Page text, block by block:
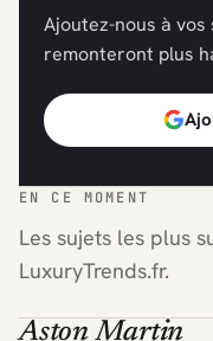
Ajoutez-nous à
remonteront plus
EN CE MOMENT
Les sujets les plus
LuxuryTrends.fr.
Aston Martin